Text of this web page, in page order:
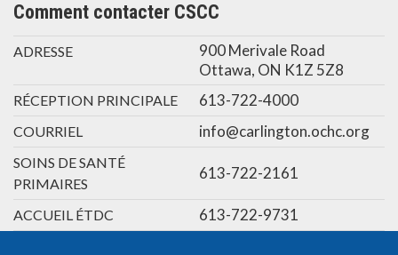
Comment contacter CSCC
ADRESSE
900 Merivale Road
Ottawa, ON K1Z 5Z8
RÉCEPTION PRINCIPALE 613-722-4000
COURRIEL info@carlington.ochc.org
SOINS DE SANTÉ
PRIMAIRES
613-722-2161
ACCUEIL ÉTDC 613-722-9731